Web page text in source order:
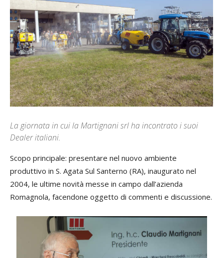
La giornata in cui la Martignani srl ha incontrato i suoi
Dealer italiani.
Scopo principale: presentare nel nuovo ambiente
produttivo in S. Agata Sul Santerno (RA), inaugurato nel
2004, le ultime novità messe in campo dall’azienda
Romagnola, facendone oggetto di commenti e discussione.